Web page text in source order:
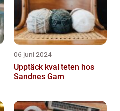
06 juni 2024
Upptäck kvaliteten hos
Sandnes Garn